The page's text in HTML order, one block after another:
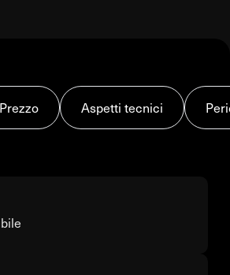
Aspetti tecnici